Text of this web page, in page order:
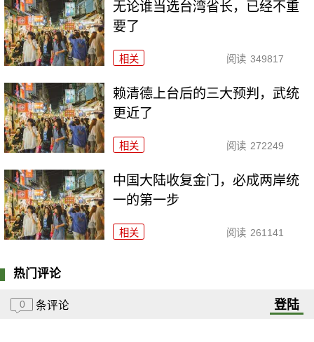
无论谁当选台湾省长，已经不重
要了
相关 阅读 349817
赖清德上台后的三大预判，武统
更近了
相关 阅读 272249
中国大陆收复金门，必成两岸统
一的第一步
相关 阅读 261141
热门评论
0 条评论 登陆